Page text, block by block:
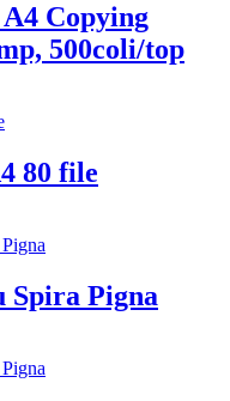
Copying
500coli/top
80 file
Spira Pigna